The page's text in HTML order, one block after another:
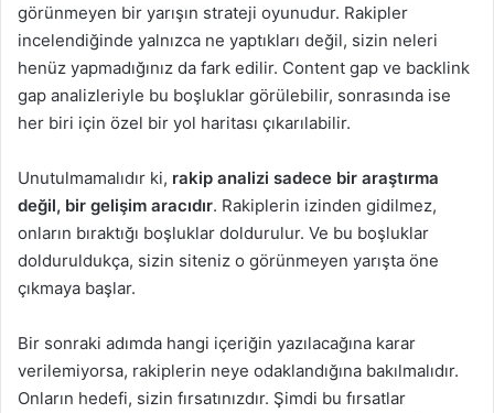
görünmeyen bir yarışın strateji oyunudur. Rakipler
incelendiğinde yalnızca ne yaptıkları değil, sizin neleri
henüz yapmadığınız da fark edilir. Content gap ve backlink
gap analizleriyle bu boşluklar görülebilir, sonrasında ise
her biri için özel bir yol haritası çıkarılabilir.
Unutulmamalıdır ki, rakip analizi sadece bir araştırma
değil, bir gelişim aracıdır. Rakiplerin izinden gidilmez,
onların bıraktığı boşluklar doldurulur. Ve bu boşluklar
dolduruldukça, sizin siteniz o görünmeyen yarışta öne
çıkmaya başlar.
Bir sonraki adımda hangi içeriğin yazılacağına karar
verilemiyorsa, rakiplerin neye odaklandığına bakılmalıdır.
Onların hedefi, sizin fırsatınızdır. Şimdi bu fırsatlar